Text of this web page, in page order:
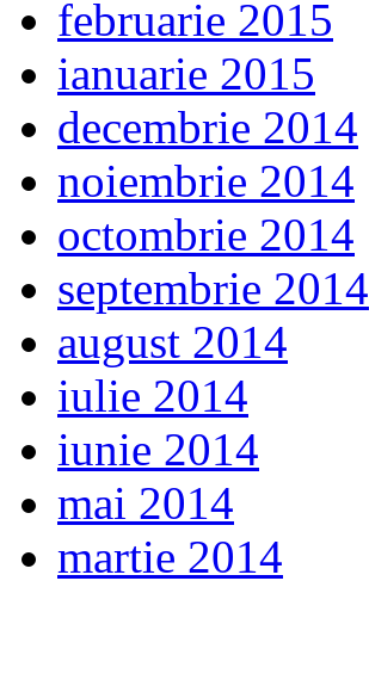
februarie 2015
ianuarie 2015
decembrie 2014
noiembrie 2014
octombrie 2014
septembrie 2014
august 2014
iulie 2014
iunie 2014
mai 2014
martie 2014